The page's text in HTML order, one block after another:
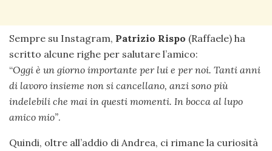
Sempre su Instagram, Patrizio Rispo (Raffaele) ha
scritto alcune righe per salutare l’amico:
“Oggi è un giorno importante per lui e per noi. Tanti anni
di lavoro insieme non si cancellano, anzi sono più
indelebili che mai in questi momenti. In bocca al lupo
amico mio”.
Quindi, oltre all’addio di Andrea, ci rimane la curiosità